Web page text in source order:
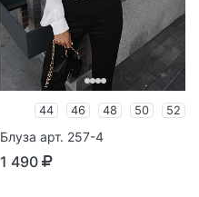
44 46 48 50 52
Блуза арт. 257-4
1 490